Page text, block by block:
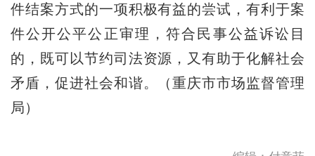
件结案方式的一项积极有益的尝试，有利于案
件公开公平公正审理，符合民事公益诉讼目
的，既可以节约司法资源，又有助于化解社会
矛盾，促进社会和谐。（重庆市市场监督管理
局）